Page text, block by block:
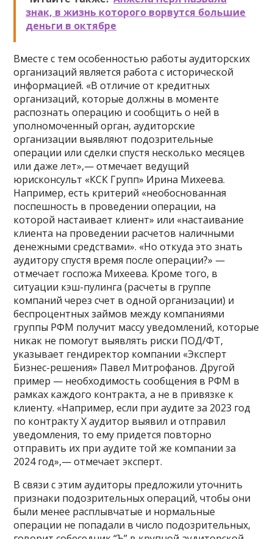
знак, в жизнь которого ворвутся большие
деньги в октябре
Вместе с тем особенностью работы аудиторских
организаций является работа с исторической
информацией. «В отличие от кредитных
организаций, которые должны в моменте
распознать операцию и сообщить о ней в
уполномоченный орган, аудиторские
организации выявляют подозрительные
операции или сделки спустя несколько месяцев
или даже лет»,— отмечает ведущий
юрисконсульт «КСК Групп» Ирина Михеева.
Например, есть критерий «необоснованная
поспешность в проведении операции, на
которой настаивает клиент» или «настаивание
клиента на проведении расчетов наличными
денежными средствами». «Но откуда это знать
аудитору спустя время после операции?» —
отмечает госпожа Михеева. Кроме того, в
ситуации кэш-пулинга (расчеты в группе
компаний через счет в одной организации) и
беспроцентных займов между компаниями
группы РФМ получит массу уведомлений, которые
никак не помогут выявлять риски ПОД/ФТ,
указывает гендиректор компании «Эксперт
Бизнес-решения» Павел Митрофанов. Другой
пример — необходимость сообщения в РФМ в
рамках каждого контракта, а не в привязке к
клиенту. «Например, если при аудите за 2023 год
по контракту Х аудитор выявил и отправил
уведомления, то ему придется повторно
отправить их при аудите той же компании за
2024 год»,— отмечает эксперт.
В связи с этим аудиторы предложили уточнить
признаки подозрительных операций, чтобы они
были менее расплывчатые и нормальные
операции не попадали в число подозрительных,